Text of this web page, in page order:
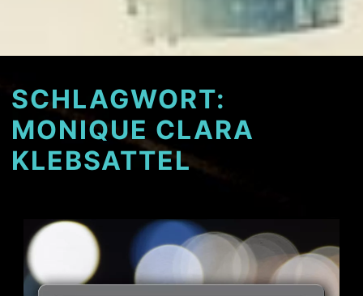
SCHLAGWORT:
MONIQUE CLARA
KLEBSATTEL